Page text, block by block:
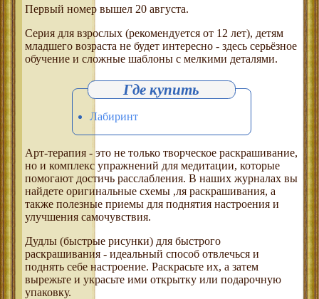
Первый номер вышел 20 августа.
Серия для взрослых (рекомендуется от 12 лет), детям
младшего возраста не будет интересно - здесь серьёзное
обучение и сложные шаблоны с мелкими деталями.
Лабиринт
Арт-терапия - это не только творческое раскрашивание,
но и комплекс упражнений для медитации, которые
помогают достичь расслабления. В наших журналах вы
найдете оригинальные схемы ,ля раскрашивания, а
также полезные приемы для поднятия настроения и
улучшения самочувствия.
Дудлы (быстрые рисунки) для быстрого
раскрашивания - идеальный способ отвлечься и
поднять себе настроение. Раскрасьте их, а затем
вырежьте и украсьте ими открытку или подарочную
упаковку.